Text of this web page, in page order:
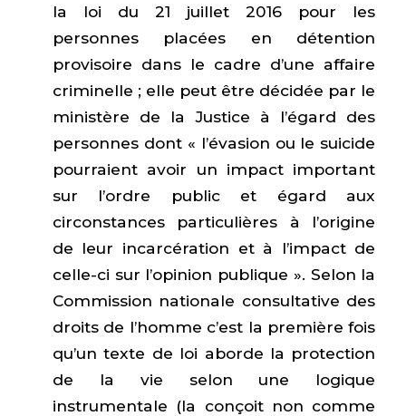
la loi du 21 juillet 2016 pour les
personnes placées en détention
provisoire dans le cadre d’une affaire
criminelle ; elle peut être décidée par le
ministère de la Justice à l’égard des
personnes dont « l’évasion ou le suicide
pourraient avoir un impact important
sur l’ordre public et égard aux
circonstances particulières à l’origine
de leur incarcération et à l’impact de
celle-ci sur l’opinion publique ». Selon la
Commission nationale consultative des
droits de l’homme c’est la première fois
qu’un texte de loi aborde la protection
de la vie selon une logique
instrumentale (la conçoit non comme